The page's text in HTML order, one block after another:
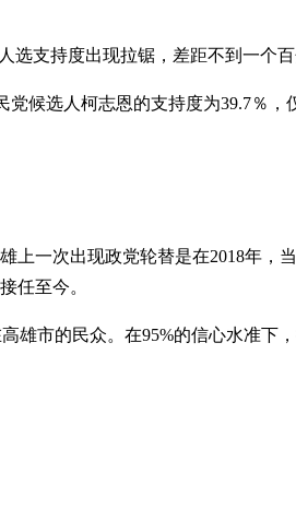
支持度出现拉锯，差距不到一个百
候选人柯志恩的支持度为39.7％
一次出现政党轮替是在2018年，
任至今。
市的民众。在95%的信心水准下